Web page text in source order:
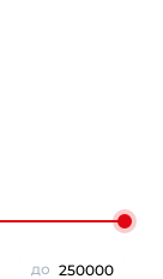
до